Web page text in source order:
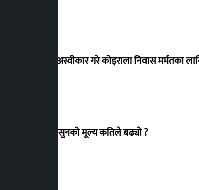
शेखरले अस्वीकार गरे कोइराला निवास मर्मतका
शुक्रबार सुनको मूल्य कतिले बढ्यो ?